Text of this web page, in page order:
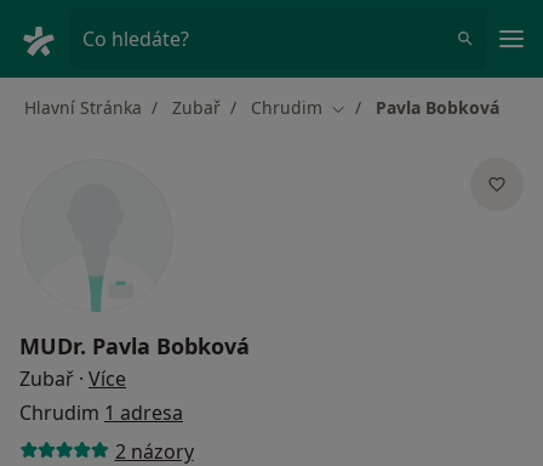
Co hledáte?
Hlavní Stránka Zubař Chrudim Změna města
Pavla Bobková
MUDr. Pavla Bobková
Zubař · Více
Chrudim 1 adresa
2 názory